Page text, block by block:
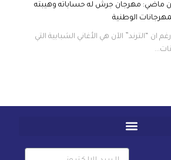
ماضي: مهرجان جرش له حساباته وهيبته
الوطنية
ان “الترند” الآن هي الأغاني الشبابية التي